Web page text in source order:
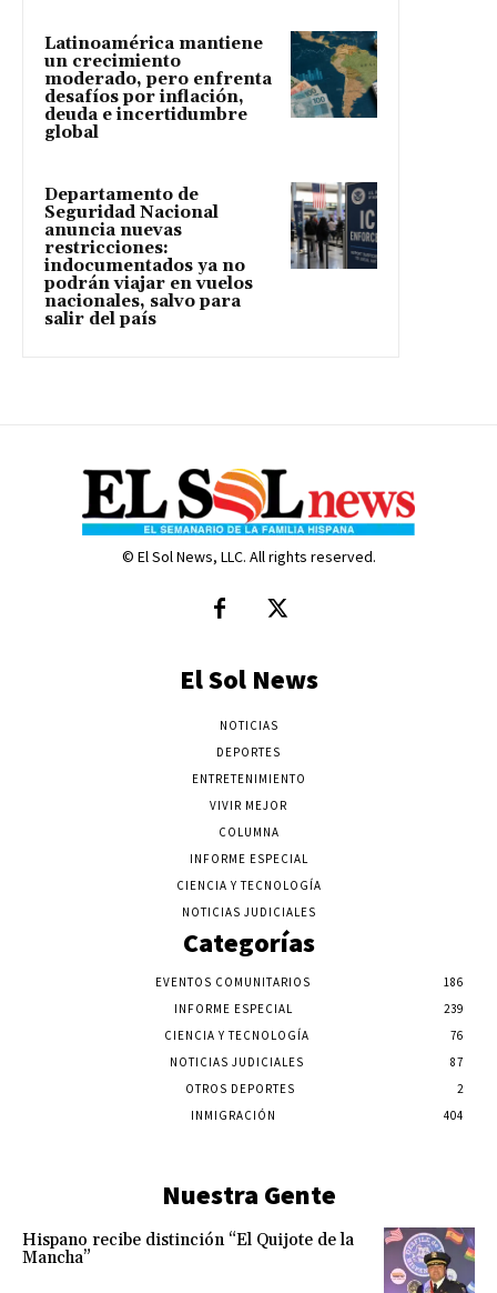
Latinoamérica mantiene
un crecimiento
moderado, pero enfrenta
desafíos por inflación,
deuda e incertidumbre
global
Departamento de
Seguridad Nacional
anuncia nuevas
restricciones:
indocumentados ya no
podrán viajar en vuelos
nacionales, salvo para
salir del país
© El Sol News, LLC. All rights reserved.
El Sol News
NOTICIAS
DEPORTES
ENTRETENIMIENTO
VIVIR MEJOR
COLUMNA
INFORME ESPECIAL
CIENCIA Y TECNOLOGÍA
NOTICIAS JUDICIALES
Categorías
EVENTOS COMUNITARIOS
186
INFORME ESPECIAL
239
CIENCIA Y TECNOLOGÍA
76
NOTICIAS JUDICIALES
87
OTROS DEPORTES
2
INMIGRACIÓN
404
Nuestra Gente
Hispano recibe distinción “El Quijote de la
Mancha”